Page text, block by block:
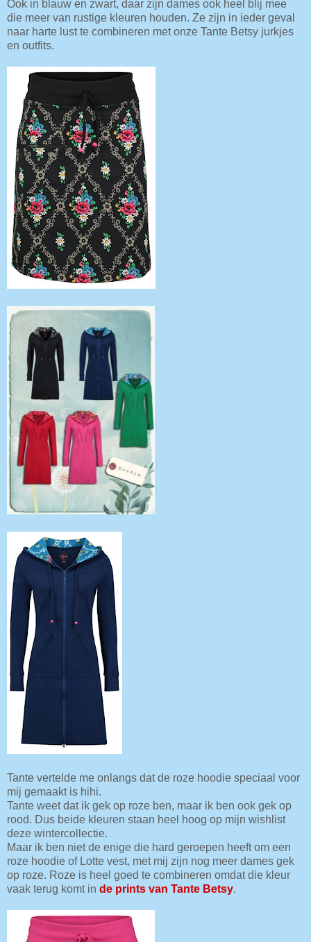
Ook in blauw en zwart, daar zijn dames ook heel blij mee
die meer van rustige kleuren houden. Ze zijn in ieder geval
naar harte lust te combineren met onze Tante Betsy jurkjes
en outfits.
Tante vertelde me onlangs dat de roze hoodie speciaal voor
mij gemaakt is hihi.
Tante weet dat ik gek op roze ben, maar ik ben ook gek op
rood. Dus beide kleuren staan heel hoog op mijn wishlist
deze wintercollectie.
Maar ik ben niet de enige die hard geroepen heeft om een
roze hoodie of Lotte vest, met mij zijn nog meer dames gek
op roze. Roze is heel goed te combineren omdat die kleur
vaak terug komt in de prints van Tante Betsy.